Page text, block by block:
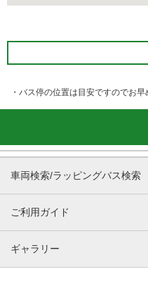
・バス停の位置は目安ですのでお早
車両検索/ラッピングバス検索
ご利用ガイド
ギャラリー